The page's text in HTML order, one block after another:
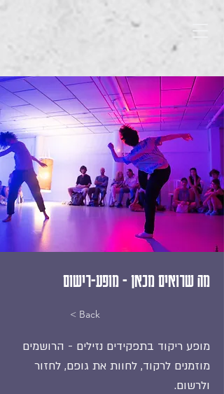
מה שרואים מכאן - מופע-רישום
< Back
מופע ריקוד בתפקידים נזילים - הרושמים
מוזמנים לרקוד, לחוות את גופם, לחזור
ולרשום.